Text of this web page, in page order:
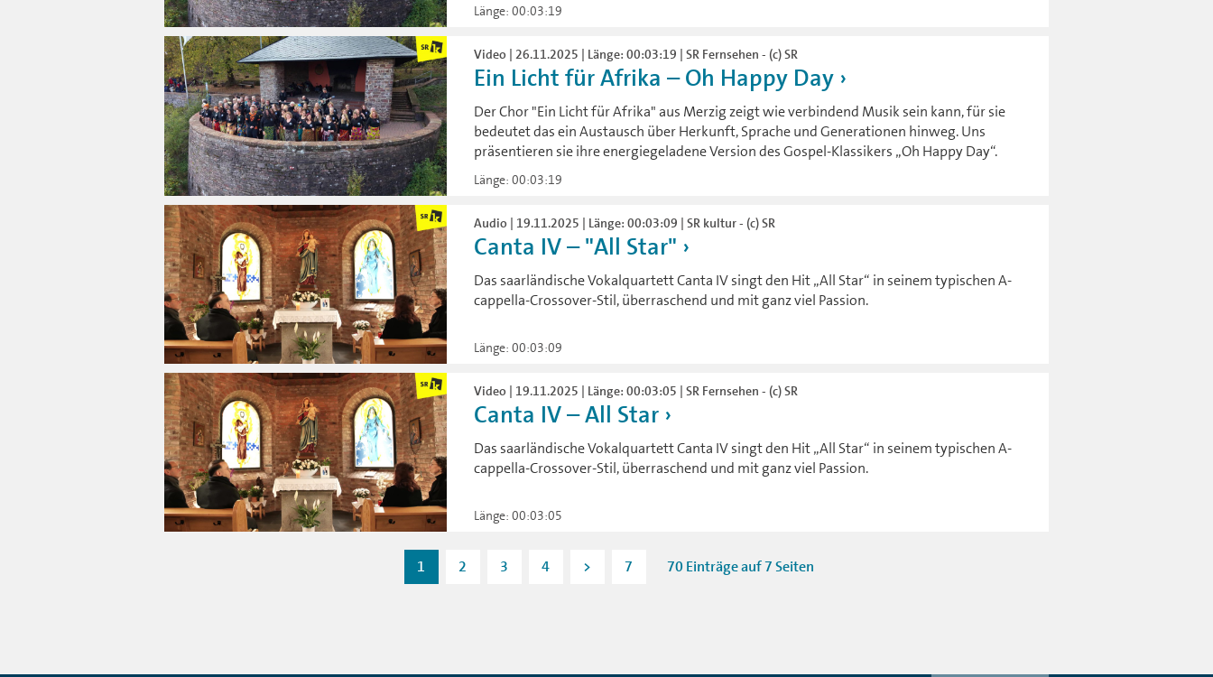
Länge: 00:03:19
Video | 26.11.2025 | Länge: 00:03:19 | SR Fernsehen - (c) SR
Ein Licht für Afrika – Oh Happy Day
Der Chor "Ein Licht für Afrika" aus Merzig zeigt wie verbindend Musik sein kann, für sie
bedeutet das ein Austausch über Herkunft, Sprache und Generationen hinweg. Uns
präsentieren sie ihre energiegeladene Version des Gospel-Klassikers „Oh Happy Day“.
Länge: 00:03:19
Audio | 19.11.2025 | Länge: 00:03:09 | SR kultur - (c) SR
Canta IV – "All Star"
Das saarländische Vokalquartett Canta IV singt den Hit „All Star“ in seinem typischen A-
cappella-Crossover-Stil, überraschend und mit ganz viel Passion.
Länge: 00:03:09
Video | 19.11.2025 | Länge: 00:03:05 | SR Fernsehen - (c) SR
Canta IV – All Star
Das saarländische Vokalquartett Canta IV singt den Hit „All Star“ in seinem typischen A-
cappella-Crossover-Stil, überraschend und mit ganz viel Passion.
Länge: 00:03:05
1 2 3 4 > 7 70 Einträge auf 7 Seiten